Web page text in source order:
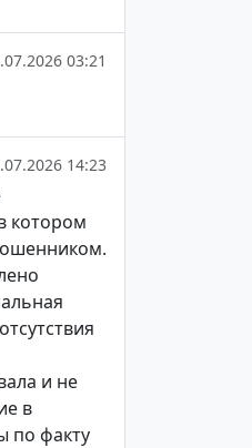
03:21
14:23
котором
и не
в
по факту